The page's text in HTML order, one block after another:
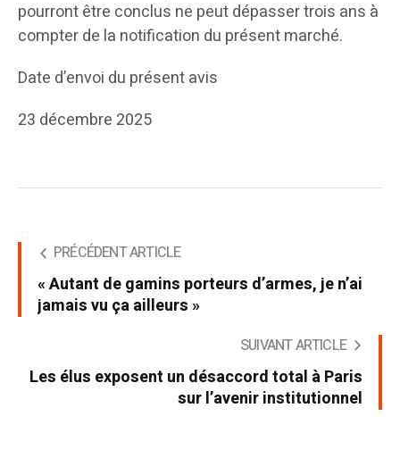
pourront être conclus ne peut dépasser trois ans à
compter de la notification du présent marché.
Date d’envoi du présent avis
23 décembre 2025
PRÉCÉDENT ARTICLE
« Autant de gamins porteurs d’armes, je n’ai
jamais vu ça ailleurs »
SUIVANT ARTICLE
Les élus exposent un désaccord total à Paris
sur l’avenir institutionnel